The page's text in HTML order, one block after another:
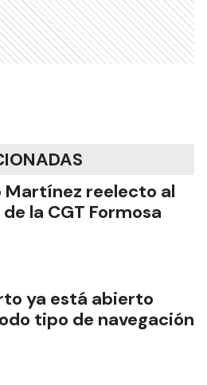
Martínez reelecto al
la CGT Formosa
ya está abierto
tipo de navegación